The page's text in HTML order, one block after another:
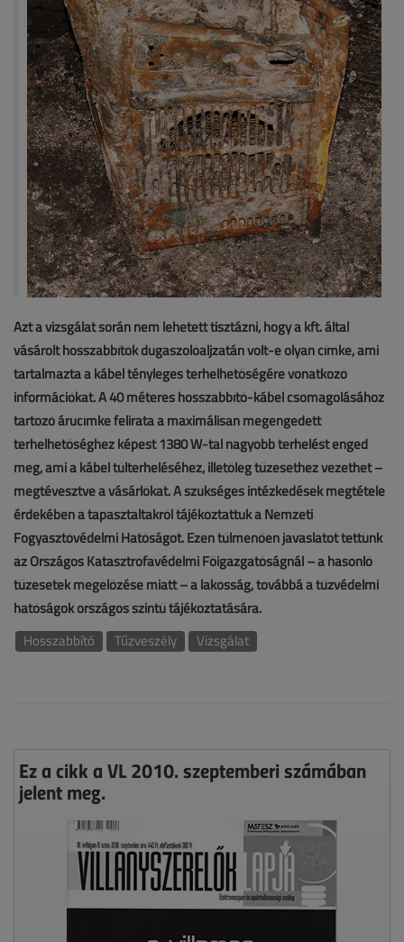
Azt a vizsgálat során nem lehetett tisztázni, hogy a kft. által
vásárolt hosszabbítók dugaszolóaljzatán volt-e olyan címke, ami
tartalmazta a kábel tényleges terhelhetőségére vonatkozó
információkat. A 40 méteres hosszabbító-kábel csomagolásához
tartozó árucímke felirata a maximálisan megengedett
terhelhetőséghez képest 1380 W-tal nagyobb terhelést enged
meg, ami a kábel túlterheléséhez, illetőleg tűzesethez vezethet –
megtévesztve a vásárlókat. A szükséges intézkedések megtétele
érdekében a tapasztaltakról tájékoztattuk a Nemzeti
Fogyasztóvédelmi Hatóságot. Ezen túlmenően javaslatot tettünk
az Országos Katasztrófavédelmi Főigazgatóságnál – a hasonló
tűzesetek megelőzése miatt – a lakosság, továbbá a tűzvédelmi
hatóságok országos szintű tájékoztatására.
Hosszabbító
Tűzveszély Vizsgálat
Ez a cikk a VL 2010. szeptemberi számában
jelent meg.